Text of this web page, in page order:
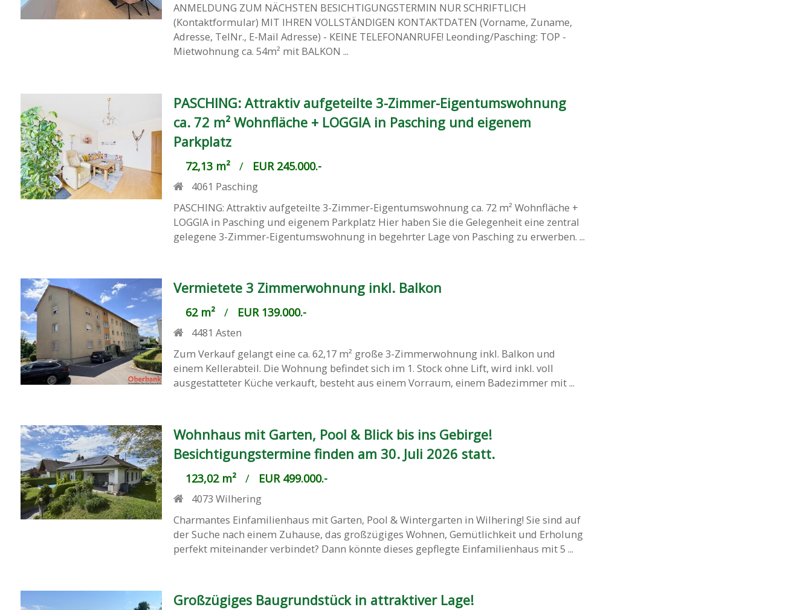
ANMELDUNG ZUM NÄCHSTEN BESICHTIGUNGSTERMIN NUR SCHRIFTLICH
(Kontaktformular) MIT IHREN VOLLSTÄNDIGEN KONTAKTDATEN (Vorname, Zuname,
Adresse, TelNr., E-Mail Adresse) - KEINE TELEFONANRUFE! Leonding/Pasching: TOP -
Mietwohnung ca. 54m² mit BALKON ...
PASCHING: Attraktiv aufgeteilte 3-Zimmer-Eigentumswohnung
ca. 72 m² Wohnfläche + LOGGIA in Pasching und eigenem
Parkplatz
72,13 m²/ EUR 245.000.-
4061 Pasching
PASCHING: Attraktiv aufgeteilte 3-Zimmer-Eigentumswohnung ca. 72 m² Wohnfläche +
LOGGIA in Pasching und eigenem Parkplatz Hier haben Sie die Gelegenheit eine zentral
gelegene 3-Zimmer-Eigentumswohnung in begehrter Lage von Pasching zu erwerben. ...
Vermietete 3 Zimmerwohnung inkl. Balkon
62 m²/ EUR 139.000.-
4481 Asten
Zum Verkauf gelangt eine ca. 62,17 m² große 3-Zimmerwohnung inkl. Balkon und
einem Kellerabteil. Die Wohnung befindet sich im 1. Stock ohne Lift, wird inkl. voll
ausgestatteter Küche verkauft, besteht aus einem Vorraum, einem Badezimmer mit ...
Wohnhaus mit Garten, Pool & Blick bis ins Gebirge!
Besichtigungstermine finden am 30. Juli 2026 statt.
123,02 m²/ EUR 499.000.-
4073 Wilhering
Charmantes Einfamilienhaus mit Garten, Pool & Wintergarten in Wilhering! Sie sind auf
der Suche nach einem Zuhause, das großzügiges Wohnen, Gemütlichkeit und Erholung
perfekt miteinander verbindet? Dann könnte dieses gepflegte Einfamilienhaus mit 5 ...
Großzügiges Baugrundstück in attraktiver Lage!